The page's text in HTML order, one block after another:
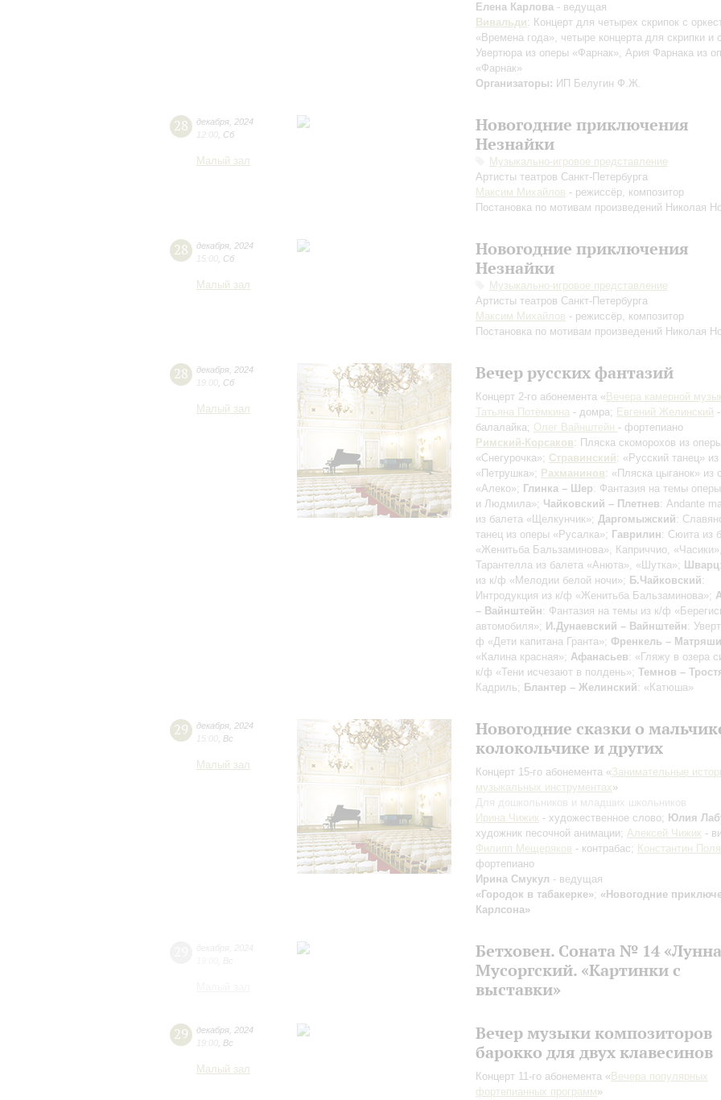
Елена Карлова - ведущая
Вивальди: Концерт для четырех скрипок с
«Времена года», четыре концерта для скрипки и
Увертюра из оперы «Фарнак», Ария Фарнака из
«Фарнак»
Организаторы: ИП Белугин Ф.Ж.
28 декабря 2024
12:00 Сб
Малый зал
Новогодние приключения
Незнайки
Музыкально-игровое представление
Артисты театров Санкт-Петербурга
Максим Михайлов - режиссёр, композитор
Постановка по мотивам произведений Николая
28 декабря 2024
15:00 Сб
Малый зал
Новогодние приключения
Незнайки
Музыкально-игровое представление
Артисты театров Санкт-Петербурга
Максим Михайлов - режиссёр, композитор
Постановка по мотивам произведений Николая
28 декабря 2024
19:00 Сб
Малый зал
Вечер русских фантазий
Концерт 2-го абонемента « Вечера камерной
Татьяна Потёмкина - домра; Евгений Желинский -
балалайка; Олег Вайнштейн - фортепиано
Римский-Корсаков: Пляска скоморохов из оперы
«Снегурочка»; Стравинский: «Русский танец»
«Петрушка»; Рахманинов: «Пляска цыганок» из
«Алеко»; Глинка – Шер: Фантазия на темы
и Людмила»; Чайковский – Плетнев: Andante
из балета «Щелкунчик»; Даргомыжский:
танец из оперы «Русалка»; Гаврилин: Сюита из
«Женитьба Бальзаминова», Каприччио, «Часики»,
Тарантелла из балета «Анюта», «Шутка»; Шварц
из к/ф «Мелодии белой ночи»; Б.Чайковский:
Интродукция из к/ф «Женитьба Бальзаминова»;
– Вайнштейн: Фантазия на темы из к/ф
автомобиля»; И.Дунаевский – Вайнштейн:
ф «Дети капитана Гранта»; Френкель –
«Калина красная»; Афанасьев: «Гляжу в озера
к/ф «Тени исчезают в полдень»; Темнов –
Кадриль; Блантер – Желинский: «Катюша»
29 декабря 2024
15:00 Вс
Малый зал
Новогодние сказки о
колокольчике и других
Концерт 15-го абонемента «Занимательные
музыкальных инструментах»
Для дошкольников и младших школьников
Ирина Чижик - художественное слово; Юлия
художник песочной анимации; Алексей Чижик -
Филипп Мещеряков - контрабас; Константин
фортепиано
Ирина Смукул - ведущая
«Городок в табакерке»; «Новогодние
Карлсона»
Бетховен. Соната № 14
Мусоргский. «Картинки с
выставки»
29 декабря 2024
19:00 Вс
Малый зал
Вечер музыки композиторов
барокко для двух клавесинов
Концерт 11-го абонемента « Вечера популярных
фортепианных программ»